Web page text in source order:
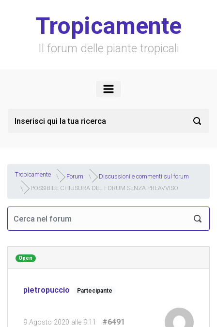
Tropicamente
Il forum delle piante tropicali
Tropicamente Forum
Discussioni e commenti sul forum
POSSIBILE CHIUSURA DEL FORUM SENZA PREAVVISO
Open
pietropuccio Partecipante
9 Agosto 2020 alle 9:11 #6491